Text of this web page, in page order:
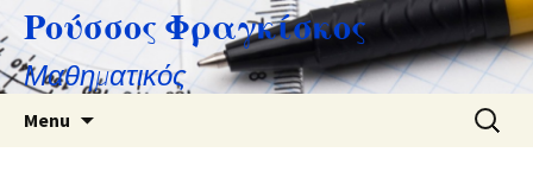
Ρούσσος Φραγκίσκος
Μαθηματικός
Menu
Search
for: